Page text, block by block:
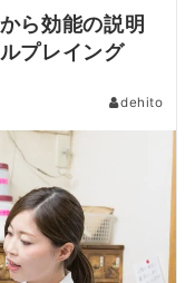
ら効能の説明
プレイング
dehito